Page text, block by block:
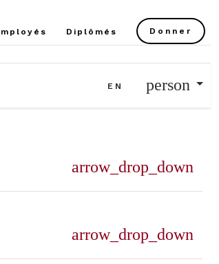
Diplômés Donner
Sélectionnez votre
EN person
arrow_drop_down
arrow_drop_down